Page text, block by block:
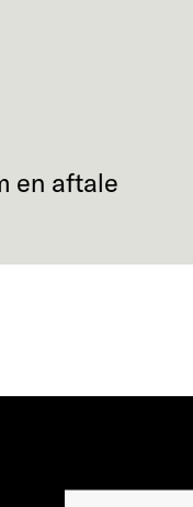
en aftale